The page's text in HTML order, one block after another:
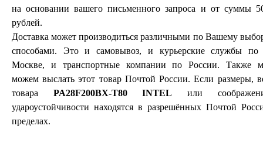
на основании вашего письменного запроса и от суммы
рублей.
Доставка может производиться различными по Вашему
способами. Это и самовывоз, и курьерские службы по
Москве, и транспортные компании по России. Также
можем выслать этот товар Почтой России. Если размеры,
товара PA28F200BX-T80 INTEL или
удароустойчивости находятся в разрешённых Почтой
пределах.